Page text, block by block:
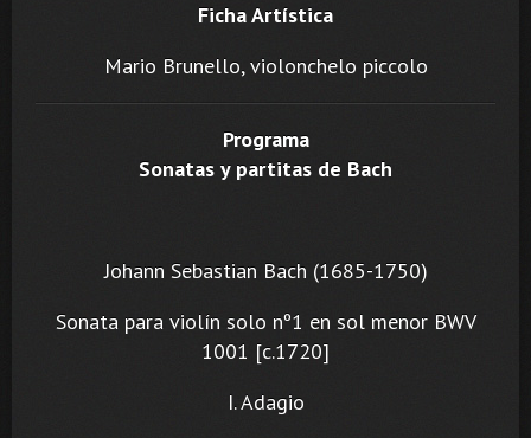
Ficha Artística
Mario Brunello, violonchelo piccolo
Programa
Sonatas y partitas de Bach
Johann Sebastian Bach (1685-1750)
Sonata para violín solo nº1 en sol menor BWV
1001 [c.1720]
I. Adagio